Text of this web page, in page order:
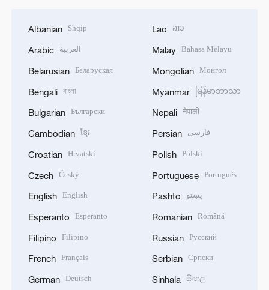
Albanian Shqip
Arabic العربية
Belarusian Беларуская
Bengali বাংলা
Bulgarian Български
Cambodian ខ្មែរ
Croatian Hrvatski
Czech Český
English English
Esperanto Esperanto
Filipino Filipino
French Français
German Deutsch
Lao ລາວ
Malay Bahasa Melayu
Mongolian Монгол
Myanmar မြန်မာဘာသာ
Nepali नेपाली
Persian فارسی
Polish Polski
Portuguese Português
Pashto پښتو
Romanian Română
Russian Русский
Serbian Српски
Sinhala සිංහල